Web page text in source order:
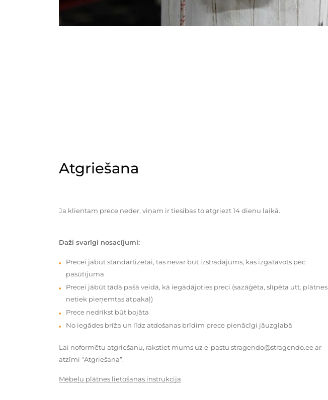
Atgriešana
Ja klientam prece neder, viņam ir tiesības to atgriezt 14 dienu laikā.
Daži svarīgi nosacījumi:
Precei jābūt standartizētai, tas nevar būt izstrādājums, kas izgatavots pēc
pasūtījuma
Precei jābūt tādā pašā veidā, kā iegādājoties preci (sazāģēta, slīpēta utt. plātnes
netiek pieņemtas atpakaļ)
Prece nedrīkst būt bojāta
No iegādes brīža un līdz atdošanas brīdim prece pienācīgi jāuzglabā
Lai noformētu atgriešanu, rakstiet mums uz e-pastu stragendo@stragendo.ee ar
atzīmi “Atgriešana”.
Mēbeļu plātnes lietošanas instrukcija